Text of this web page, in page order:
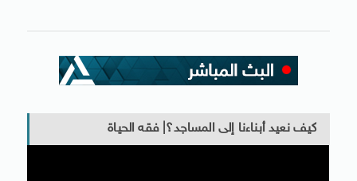
كيف نعيد أبناءنا إلى المساجد؟| فقه الحياة